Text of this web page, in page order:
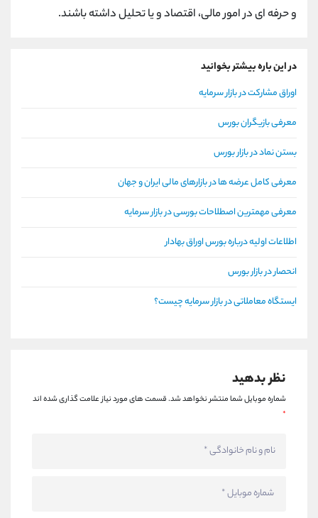
و حرفه ای در امور مالی، اقتصاد و یا تحلیل داشته باشند.
در این باره بیشتر بخوانید
اوراق مشارکت در بازار سرمایه
معرفی بازیگران بورس
بستن نماد در بازار بورس
معرفی کامل عرضه ها در بازارهای مالی ایران و جهان
معرفی مهمترین اصطلاحات بورسی در بازار سرمایه
اطلاعات اولیه درباره بورس اوراق بهادار
انحصار در بازار بورس
ایستگاه معاملاتی در بازار سرمایه چیست؟
نظر بدهید
شماره موبایل شما منتشر نخواهد شد.قسمت های مورد نیاز علامت گذاری شده اند
*